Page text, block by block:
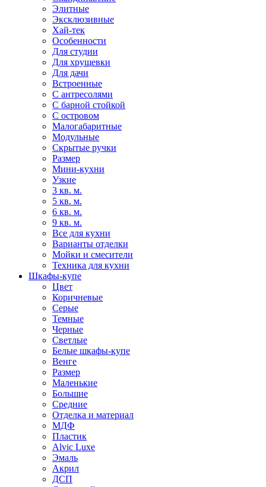
Элитные
Эксклюзивные
Хай-тек
Особенности
Для студии
Для хрущевки
Для дачи
Встроенные
С антресолями
С барной стойкой
С островом
Малогабаритные
Модульные
Скрытые ручки
Размер
Мини-кухни
Узкие
3 кв. м.
5 кв. м.
6 кв. м.
9 кв. м.
Все для кухни
Варианты отделки
Мойки и смесители
Техника для кухни
Шкафы-купе
Цвет
Коричневые
Серые
Темные
Черные
Светлые
Белые шкафы-купе
Венге
Размер
Маленькие
Большие
Средние
Отделка и материал
МДФ
Пластик
Alvic Luxe
Эмаль
Акрил
ДСП